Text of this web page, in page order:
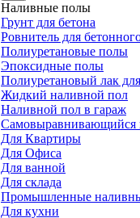
Наливные полы
Грунт для бетона
Ровнитель для
Полиуретановые полы
Эпоксидные полы
Полиуретановый лак
Жидкий наливной пол
Наливной пол в гараж
Самовыравнивающийся
Для Квартиры
Для Офиса
Для ванной
Для склада
Промышленные
Для кухни